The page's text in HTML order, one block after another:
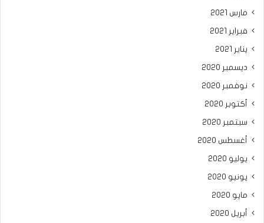
مارس 2021
فبراير 2021
يناير 2021
ديسمبر 2020
نوفمبر 2020
أكتوبر 2020
سبتمبر 2020
أغسطس 2020
يوليو 2020
يونيو 2020
مايو 2020
أبريل 2020